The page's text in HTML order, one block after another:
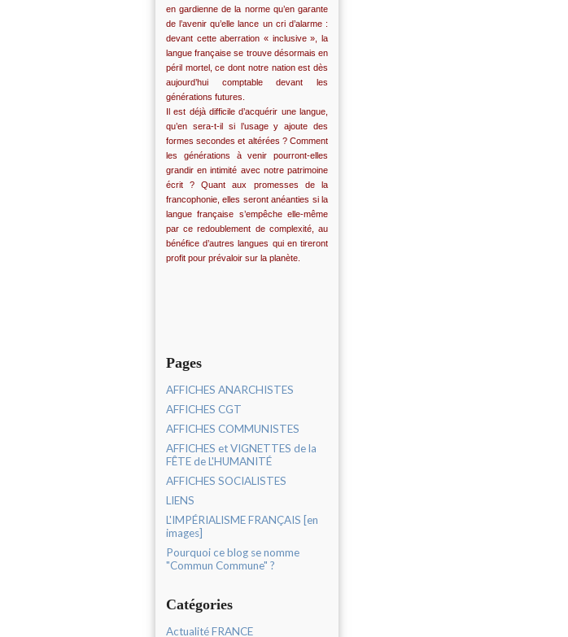
en gardienne de la norme qu’en garante
de l’avenir qu’elle lance un cri d’alarme :
devant cette aberration « inclusive », la
langue française se trouve désormais en
péril mortel, ce dont notre nation est dès
aujourd’hui comptable devant les
générations futures.
Il est déjà difficile d’acquérir une langue,
qu’en sera-t-il si l’usage y ajoute des
formes secondes et altérées ? Comment
les générations à venir pourront-elles
grandir en intimité avec notre patrimoine
écrit ? Quant aux promesses de la
francophonie, elles seront anéanties si la
langue française s’empêche elle-même
par ce redoublement de complexité, au
bénéfice d’autres langues qui en tireront
profit pour prévaloir sur la planète.
Pages
AFFICHES ANARCHISTES
AFFICHES CGT
AFFICHES COMMUNISTES
AFFICHES et VIGNETTES de la
FÊTE de L'HUMANITÉ
AFFICHES SOCIALISTES
LIENS
L'IMPÉRIALISME FRANÇAIS [en
images]
Pourquoi ce blog se nomme
"Commun Commune" ?
Catégories
Actualité FRANCE